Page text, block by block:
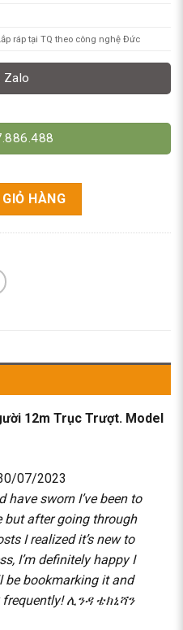
ráp tại TQ theo công nghệ Đức
Zalo
Model GTWY12-200S/
HÀNG
12m Trục Trượt. Model
07/2023
have sworn I’ve been to
but after going through
I realized it’s new to
I’m definitely happy I
be bookmarking it and
frequently!ሊንዳ ቴክኒሻን